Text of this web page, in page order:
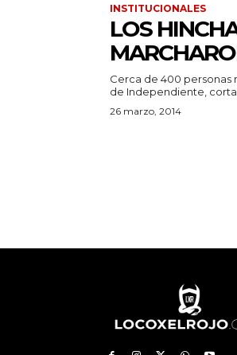
INSTITUCIONALES
LOS
Cerca de 400 personas
de Independiente,
26 marzo, 2014